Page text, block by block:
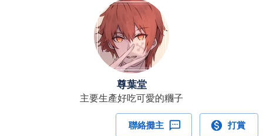
尊葉堂
主要生產好吃可愛的糰子
聯絡攤主 打賞